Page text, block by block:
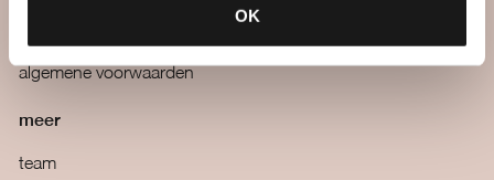
OK
veelgestelde vragen
algemene voorwaarden
meer
team